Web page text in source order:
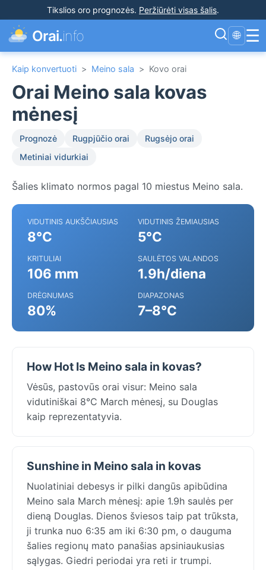
Tikslios oro prognozės. Peržiūrėti visas šalis.
Orai.info 🌐 ☰
Kaip konvertuoti > Meino sala > Kovo orai
Orai Meino sala kovas
mėnesį
Prognozė Rugpjūčio orai
Rugsėjo orai
Metiniai vidurkiai
Šalies klimato normos pagal 10 miestus Meino sala.
VIDUTINIS AUKŠČIAUSIAS
8°C
VIDUTINIS ŽEMIAUSIAS
5°C
KRITULIAI
106 mm
SAULĖTOS VALANDOS
1.9h/diena
DRĖGNUMAS
80%
DIAPAZONAS
7–8°C
How Hot Is Meino sala in kovas?
Vėsūs, pastovūs orai visur: Meino sala
vidutiniškai 8°C March mėnesį, su Douglas
kaip reprezentatyvia.
Sunshine in Meino sala in kovas
Nuolatiniai debesys ir pilki dangūs apibūdina
Meino sala March mėnesį: apie 1.9h saulės per
dieną Douglas. Dienos šviesos taip pat trūksta,
ji trunka nuo 6:35 am iki 6:30 pm, o dauguma
šalies regionų mato panašias apsiniaukusias
sąlygas. Giedri periodai yra reti ir trumpi.